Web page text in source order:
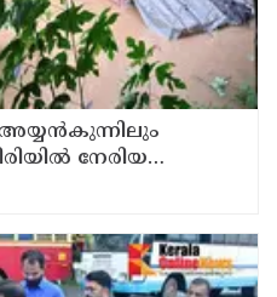
അയ്യൻകുന്നിലും
നേരിയ
മാറ്റി